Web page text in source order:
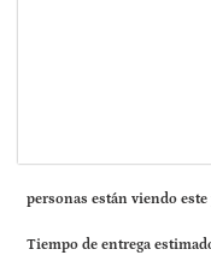
personas están viendo
Tiempo de entrega